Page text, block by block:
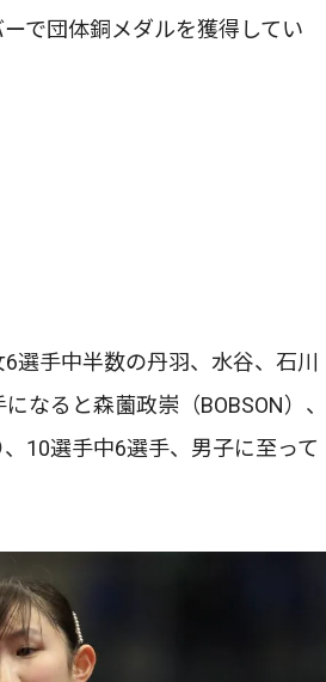
で団体銅メダルを獲得してい
選手中半数の丹羽、水谷、石川
なると森薗政崇（BOBSON）、
10選手中6選手、男子に至って